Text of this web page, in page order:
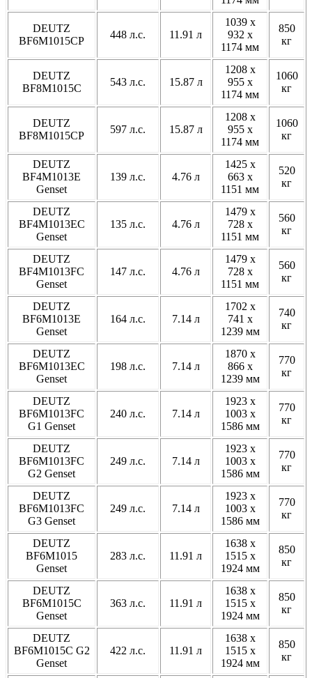
DEUTZ
BF6M1015CP
448 л.с. 11.91 л
1039 x
932 x
1174 мм
850
кг
DEUTZ
BF8M1015C
543 л.с. 15.87 л
1208 x
955 x
1174 мм
1060
кг
DEUTZ
BF8M1015CP
597 л.с. 15.87 л
1208 x
955 x
1174 мм
1060
кг
DEUTZ
BF4M1013E
Genset
139 л.с. 4.76 л
1425 x
663 x
1151 мм
520
кг
DEUTZ
BF4M1013EC
Genset
135 л.с. 4.76 л
1479 x
728 x
1151 мм
560
кг
DEUTZ
BF4M1013FC
Genset
147 л.с. 4.76 л
1479 x
728 x
1151 мм
560
кг
DEUTZ
BF6M1013E
Genset
164 л.с. 7.14 л
1702 x
741 x
1239 мм
740
кг
DEUTZ
BF6M1013EC
Genset
198 л.с. 7.14 л
1870 x
866 x
1239 мм
770
кг
DEUTZ
BF6M1013FC
G1 Genset
240 л.с. 7.14 л
1923 x
1003 x
1586 мм
770
кг
DEUTZ
BF6M1013FC
G2 Genset
249 л.с. 7.14 л
1923 x
1003 x
1586 мм
770
кг
DEUTZ
BF6M1013FC
G3 Genset
249 л.с. 7.14 л
1923 x
1003 x
1586 мм
770
кг
DEUTZ
BF6M1015
Genset
283 л.с. 11.91 л
1638 x
1515 x
1924 мм
850
кг
DEUTZ
BF6M1015С
Genset
363 л.с. 11.91 л
1638 x
1515 x
1924 мм
850
кг
DEUTZ
BF6M1015С G2
Genset
422 л.с. 11.91 л
1638 x
1515 x
1924 мм
850
кг